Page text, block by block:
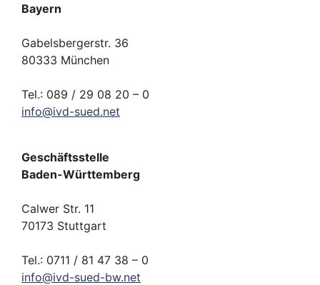
Bayern
Gabelsbergerstr. 36
80333 München
Tel.: 089 / 29 08 20 – 0
info@ivd-sued.net
Geschäftsstelle
Baden-Württemberg
Calwer Str. 11
70173 Stuttgart
Tel.: 0711 / 81 47 38 – 0
info@ivd-sued-bw.net